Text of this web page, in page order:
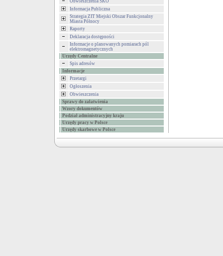
Obwieszczenia SKO
Informacja Publiczna
Strategia ZIT Miejski Obszar Funkcjonalny
Miasta Północy
Raporty
Deklaracja dostępności
Informacje o planowanych pomiarach pól
elektromagnetycznych
Urzędy Centralne
Spis adresów
Informacje
Przetargi
Ogłoszenia
Obwieszczenia
Sprawy do załatwienia
Wzory dokumentów
Podział administracyjny kraju
Urzędy pracy w Polsce
Urzędy skarbowe w Polsce